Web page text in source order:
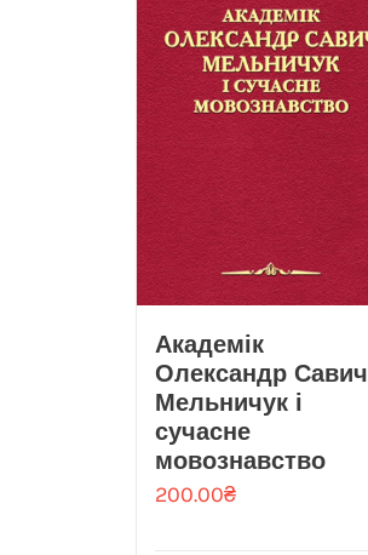
Академік
Олександр Савич
Мельничук і
сучасне
мовознавство
200.00₴